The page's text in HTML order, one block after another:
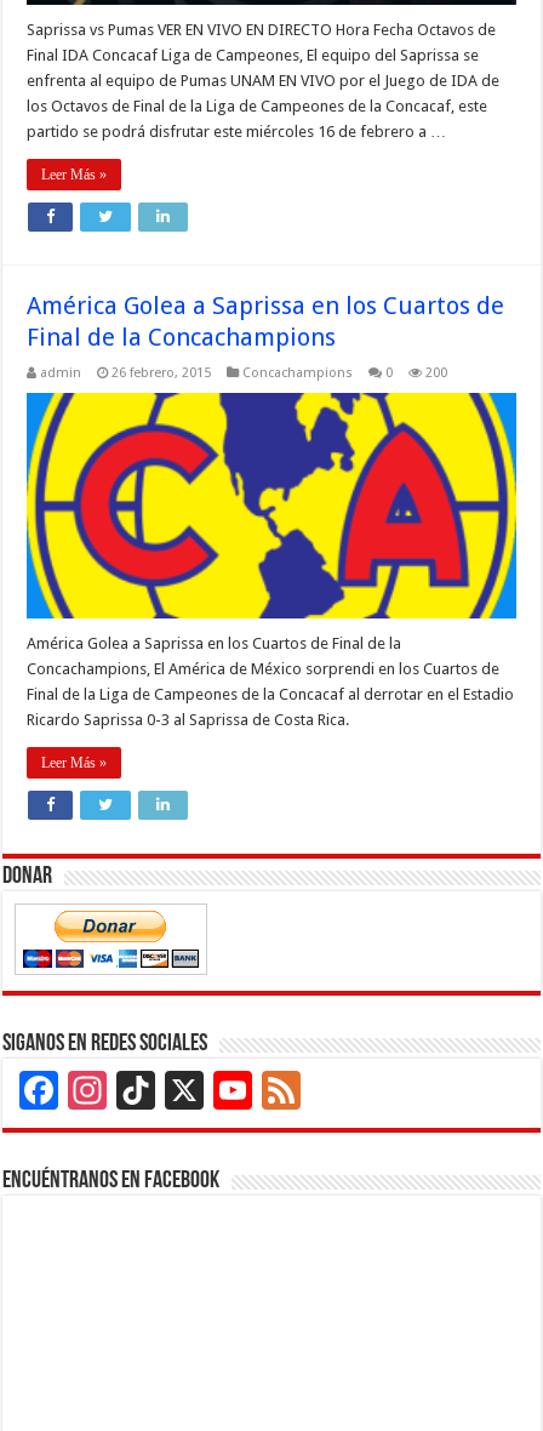
Saprissa vs Pumas VER EN VIVO EN DIRECTO Hora Fecha Octavos de
Final IDA Concacaf Liga de Campeones, El equipo del Saprissa se
enfrenta al equipo de Pumas UNAM EN VIVO por el Juego de IDA de
los Octavos de Final de la Liga de Campeones de la Concacaf, este
partido se podrá disfrutar este miércoles 16 de febrero a …
Leer Más »
América Golea a Saprissa en los Cuartos de
Final de la Concachampions
admin 26 febrero, 2015 Concachampions 0 200
América Golea a Saprissa en los Cuartos de Final de la
Concachampions, El América de México sorprendi en los Cuartos de
Final de la Liga de Campeones de la Concacaf al derrotar en el Estadio
Ricardo Saprissa 0-3 al Saprissa de Costa Rica.
Leer Más »
Donar
Siganos en Redes Sociales
Facebook
Instagram
TikTok
X
YouTube
Channel
Encuéntranos en Facebook